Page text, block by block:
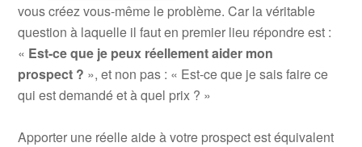
vous créez vous-même le problème. Car la véritable
question à laquelle il faut en premier lieu répondre est :
« Est-ce que je peux réellement aider mon
prospect ? », et non pas : « Est-ce que je sais faire ce
qui est demandé et à quel prix ? »
Apporter une réelle aide à votre prospect est équivalent